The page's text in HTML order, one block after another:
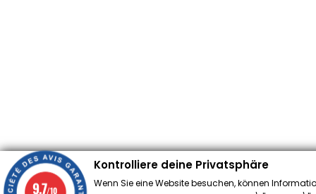
Kontrolliere deine Privatsphäre
Wenn Sie eine Website besuchen, können
9.7/10